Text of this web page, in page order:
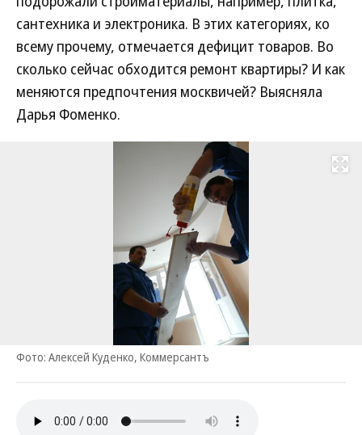
сантехника и электроника. В этих категориях, ко
всему прочему, отмечается дефицит товаров. Во
сколько сейчас обходится ремонт квартиры? И как
меняются предпочтения москвичей? Выясняла
Дарья Фоменко.
Развернуть
Фото: Алексей Куденко, Коммерсантъ